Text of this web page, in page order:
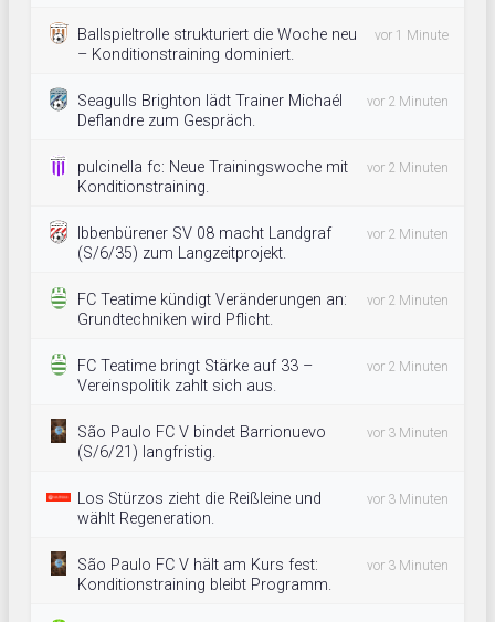
Ballspieltrolle strukturiert die Woche neu
– Konditionstraining dominiert.
vor 1 Minute
Seagulls Brighton lädt Trainer Michaél
Deflandre zum Gespräch.
vor 2 Minuten
pulcinella fc: Neue Trainingswoche mit
Konditionstraining.
vor 2 Minuten
Ibbenbürener SV 08 macht Landgraf
(S/6/35) zum Langzeitprojekt.
vor 2 Minuten
FC Teatime kündigt Veränderungen an:
Grundtechniken wird Pflicht.
vor 2 Minuten
FC Teatime bringt Stärke auf 33 –
Vereinspolitik zahlt sich aus.
vor 2 Minuten
São Paulo FC V bindet Barrionuevo
(S/6/21) langfristig.
vor 3 Minuten
Los Stürzos zieht die Reißleine und
wählt Regeneration.
vor 3 Minuten
São Paulo FC V hält am Kurs fest:
Konditionstraining bleibt Programm.
vor 3 Minuten